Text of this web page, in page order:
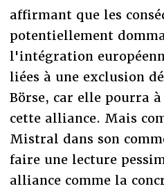
affirmant que les
potentiellement
l'intégration
liées à une exclusion
Börse, car elle pourra
cette alliance. Mais
Mistral dans son
faire une lecture
alliance comme la